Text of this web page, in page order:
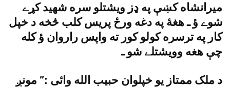
ميرانشاه کښې په ډز ويشتلو سره شهيد کړے
شوے ؤ ـ هغۀ په دغه ورځ پريس کلب څخه د خپل
کار په ترسره کولو کور ته واپس راروان ؤ کله
چې هغه وويشتلے شو ـ
د ملک ممتاز يو خپلوان حبيب الله وائى :” مونږ